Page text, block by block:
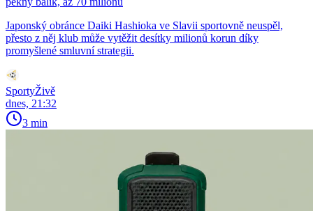
Japonský obránce Daiki Hashioka ve Slavii sportovně neuspěl,
přesto z něj klub může vytěžit desítky milionů korun díky
promyšlené smluvní strategii.
SportyŽivě
dnes, 21:32
3 min